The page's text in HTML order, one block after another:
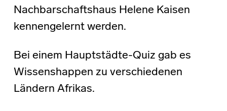
Nachbarschaftshaus Helene Kaisen
kennengelernt werden.
Bei einem Hauptstädte-Quiz gab es
Wissenshappen zu verschiedenen
Ländern Afrikas.